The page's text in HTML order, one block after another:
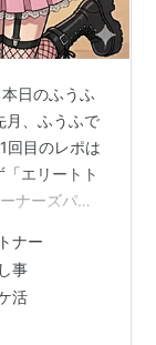
日のふうふ
月、ふうふで
回目のレポは
エリートト
ナーズパ
景色が見れ
モンが好き
の来訪は、
来れなかっ
ナー
事
活